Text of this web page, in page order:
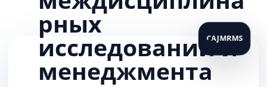
рных
исследований и
менеджмента